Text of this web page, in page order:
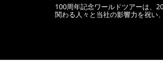
100周年記念ワールドツアーは、
関わる人々と当社の影響力を祝い